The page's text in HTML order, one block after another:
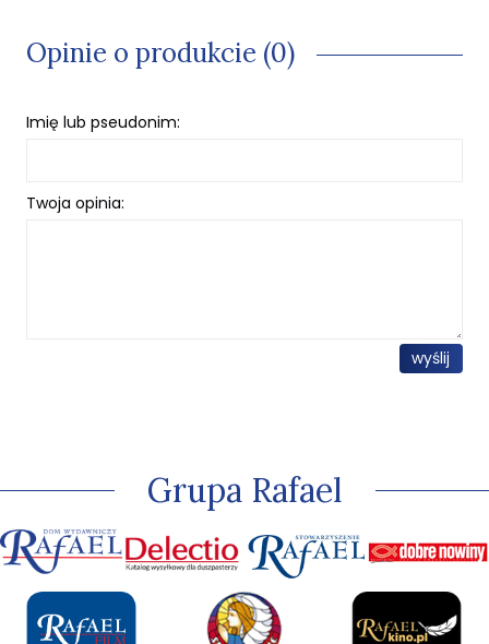
Opinie o produkcie (0)
Imię lub pseudonim:
Twoja opinia:
wyślij
Grupa Rafael